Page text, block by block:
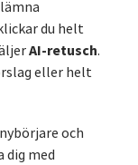
du helt
AI-retusch.
eller helt
och
dig med